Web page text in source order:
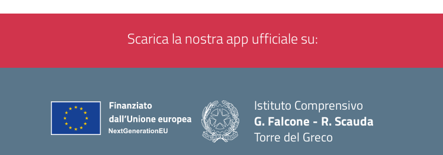
Scarica la nostra app ufficiale su:
Istituto Comprensivo
G. Falcone - R. Scauda
Torre del Greco